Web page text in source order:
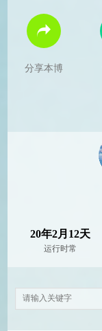
分享本博
20年2月12天
运行时常